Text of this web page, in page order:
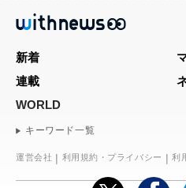
新着
連載
WORLD
キーワード一覧
運営会社 利用規約・プライバシー 利